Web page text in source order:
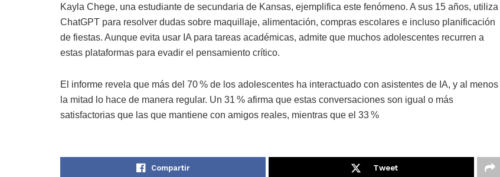
Kayla Chege, una estudiante de secundaria de Kansas, ejemplifica este fenómeno. A sus 15 años, utiliza
ChatGPT para resolver dudas sobre maquillaje, alimentación, compras escolares e incluso planificación
de fiestas. Aunque evita usar IA para tareas académicas, admite que muchos adolescentes recurren a
estas plataformas para evadir el pensamiento crítico.
El informe revela que más del 70 % de los adolescentes ha interactuado con asistentes de IA, y al menos
la mitad lo hace de manera regular. Un 31 % afirma que estas conversaciones son igual o más
satisfactorias que las que mantiene con amigos reales, mientras que el 33 %
Compartir Tweet